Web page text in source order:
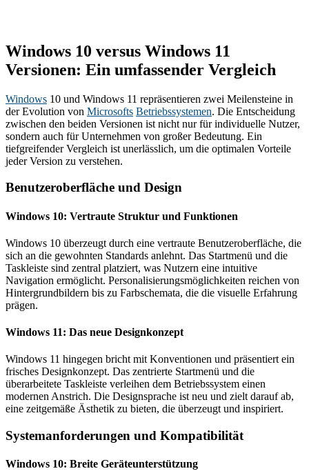
Windows 10 versus Windows 11
Versionen: Ein umfassender Vergleich
Windows 10 und Windows 11 repräsentieren zwei Meilensteine in
der Evolution von Microsofts Betriebssystemen. Die Entscheidung
zwischen den beiden Versionen ist nicht nur für individuelle Nutzer,
sondern auch für Unternehmen von großer Bedeutung. Ein
tiefgreifender Vergleich ist unerlässlich, um die optimalen Vorteile
jeder Version zu verstehen.
Benutzeroberfläche und Design
Windows 10: Vertraute Struktur und Funktionen
Windows 10 überzeugt durch eine vertraute Benutzeroberfläche, die
sich an die gewohnten Standards anlehnt. Das Startmenü und die
Taskleiste sind zentral platziert, was Nutzern eine intuitive
Navigation ermöglicht. Personalisierungsmöglichkeiten reichen von
Hintergrundbildern bis zu Farbschemata, die die visuelle Erfahrung
prägen.
Windows 11: Das neue Designkonzept
Windows 11 hingegen bricht mit Konventionen und präsentiert ein
frisches Designkonzept. Das zentrierte Startmenü und die
überarbeitete Taskleiste verleihen dem Betriebssystem einen
modernen Anstrich. Die Designsprache ist neu und zielt darauf ab,
eine zeitgemäße Ästhetik zu bieten, die überzeugt und inspiriert.
Systemanforderungen und Kompatibilität
Windows 10: Breite Geräteunterstützung